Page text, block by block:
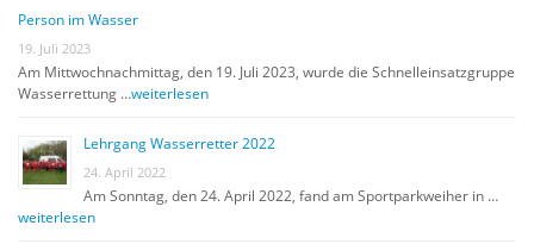
Person im Wasser
19. Juli 2023
Am Mittwochnachmittag, den 19. Juli 2023, wurde die Schnelleinsatzgruppe
Wasserrettung …weiterlesen
Lehrgang Wasserretter 2022
24. April 2022
Am Sonntag, den 24. April 2022, fand am Sportparkweiher in …
weiterlesen